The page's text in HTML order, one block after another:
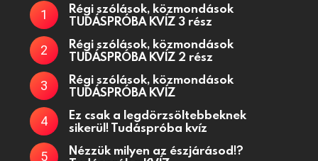
Régi szólások, közmondások
TUDÁSPRÓBA KVÍZ 3 rész
Régi szólások, közmondások
TUDÁSPRÓBA KVÍZ 2 rész
Régi szólások, közmondások
TUDÁSPRÓBA KVÍZ
Ez csak a legdörzsöltebbeknek
sikerül! Tudáspróba kvíz
Nézzük milyen az észjárásod!?